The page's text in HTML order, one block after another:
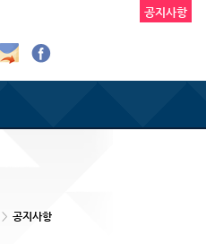
> 공지사항
공지사항